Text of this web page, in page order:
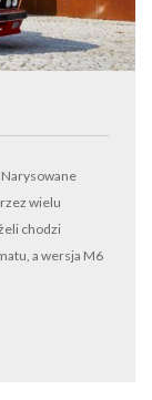
Narysowane
wielu
chodzi
a wersja M6